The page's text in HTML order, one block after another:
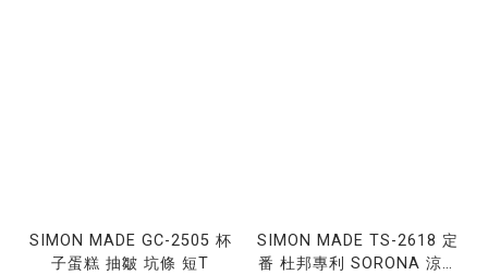
SIMON MADE GC-2505 杯
子蛋糕 抽皺 坑條 短T
SIMON MADE TS-2618 定
番 杜邦專利 SORONA 涼感